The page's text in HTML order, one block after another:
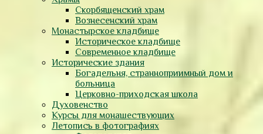
Скорбященский храм
Вознесенский храм
Монастырское кладбище
Историческое кладбище
Современное кладбище
Исторические здания
Богадельня, странноприимный дом и
больница
Церковно-приходская школа
Духовенство
Курсы для монашествующих
Летопись в фотографиях